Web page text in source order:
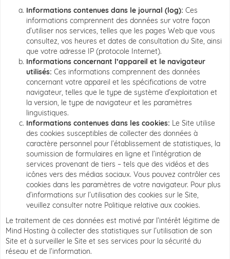
Informations contenues dans le journal (log): Ces
informations comprennent des données sur votre façon
d’utiliser nos services, telles que les pages Web que vous
consultez, vos heures et dates de consultation du Site, ainsi
que votre adresse IP (protocole Internet).
Informations concernant l’appareil et le navigateur
utilisés: Ces informations comprennent des données
concernant votre appareil et les spécifications de votre
navigateur, telles que le type de système d’exploitation et
la version, le type de navigateur et les paramètres
linguistiques.
Informations contenues dans les cookies: Le Site utilise
des cookies susceptibles de collecter des données à
caractère personnel pour l’établissement de statistiques, la
soumission de formulaires en ligne et l’intégration de
services provenant de tiers – tels que des vidéos et des
icônes vers des médias sociaux. Vous pouvez contrôler ces
cookies dans les paramètres de votre navigateur. Pour plus
d’informations sur l’utilisation des cookies sur le Site,
veuillez consulter notre Politique relative aux cookies.
Le traitement de ces données est motivé par l’intérêt légitime de
Mind Hosting à collecter des statistiques sur l’utilisation de son
Site et à surveiller le Site et ses services pour la sécurité du
réseau et de l’information.